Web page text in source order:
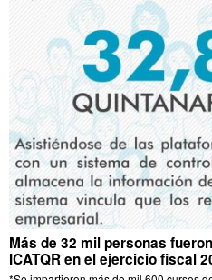
Más de 32 mil personas
ICATQR en el ejercicio fiscal